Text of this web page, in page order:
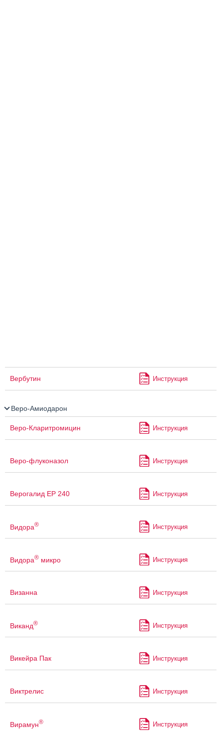
Вербутин Инструкция
Веро-Амиодарон
Веро-Кларитромицин Инструкция
Веро-флуконазол Инструкция
Верогалид ЕР 240 Инструкция
Видора® Инструкция
Видора® микро Инструкция
Визанна Инструкция
Виканд® Инструкция
Викейра Пак Инструкция
Виктрелис Инструкция
Вирамун® Инструкция